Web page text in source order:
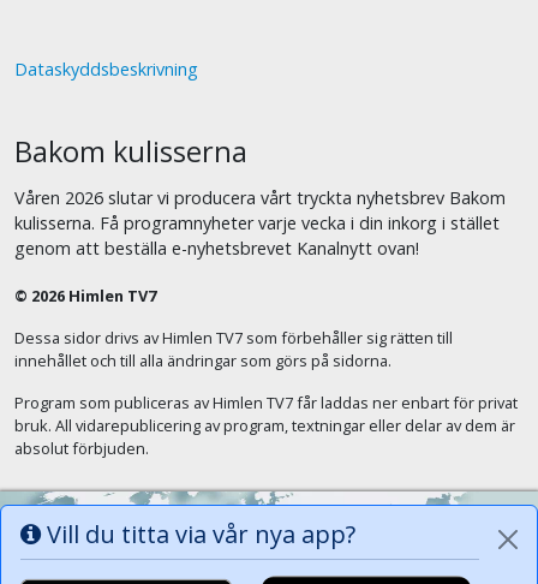
Dataskyddsbeskrivning
Bakom kulisserna
Våren 2026 slutar vi producera vårt tryckta nyhetsbrev Bakom
kulisserna. Få programnyheter varje vecka i din inkorg i stället
genom att beställa e-nyhetsbrevet Kanalnytt ovan!
Vill du titta via vår nya app?
© 2026 Himlen TV7
Dessa sidor drivs av Himlen TV7 som förbehåller sig rätten till
innehållet och till alla ändringar som görs på sidorna.
Program som publiceras av Himlen TV7 får laddas ner enbart för privat
bruk. All vidarepublicering av program, textningar eller delar av dem är
absolut förbjuden.
Alla tungor ska bekänna att Jesus Kristus